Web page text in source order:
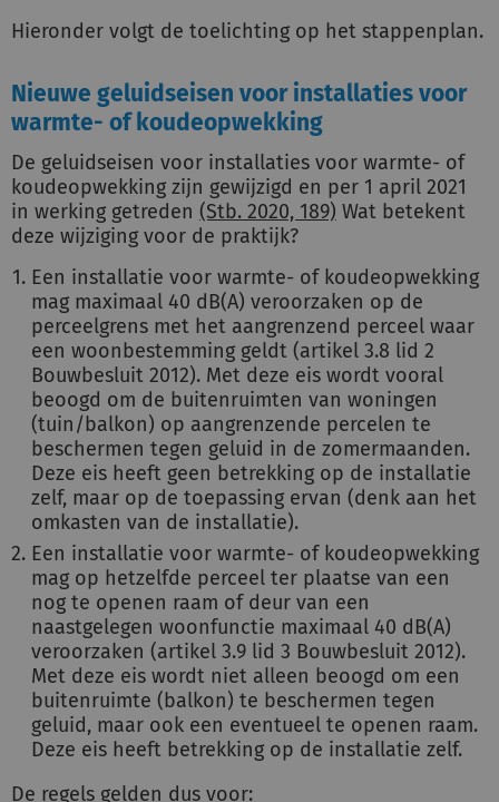
Hieronder volgt de toelichting op het stappenplan.
Nieuwe geluidseisen voor installaties voor
warmte- of koudeopwekking
De geluidseisen voor installaties voor warmte- of
koudeopwekking zijn gewijzigd en per 1 april 2021
in werking getreden (Stb. 2020, 189) Wat betekent
deze wijziging voor de praktijk?
Een installatie voor warmte- of koudeopwekking
mag maximaal 40 dB(A) veroorzaken op de
perceelgrens met het aangrenzend perceel waar
een woonbestemming geldt (artikel 3.8 lid 2
Bouwbesluit 2012). Met deze eis wordt vooral
beoogd om de buitenruimten van woningen
(tuin/balkon) op aangrenzende percelen te
beschermen tegen geluid in de zomermaanden.
Deze eis heeft geen betrekking op de installatie
zelf, maar op de toepassing ervan (denk aan het
omkasten van de installatie).
Een installatie voor warmte- of koudeopwekking
mag op hetzelfde perceel ter plaatse van een
nog te openen raam of deur van een
naastgelegen woonfunctie maximaal 40 dB(A)
veroorzaken (artikel 3.9 lid 3 Bouwbesluit 2012).
Met deze eis wordt niet alleen beoogd om een
buitenruimte (balkon) te beschermen tegen
geluid, maar ook een eventueel te openen raam.
Deze eis heeft betrekking op de installatie zelf.
De regels gelden dus voor: